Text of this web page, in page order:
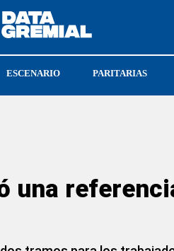
ESCENARIO PARITARIAS
una